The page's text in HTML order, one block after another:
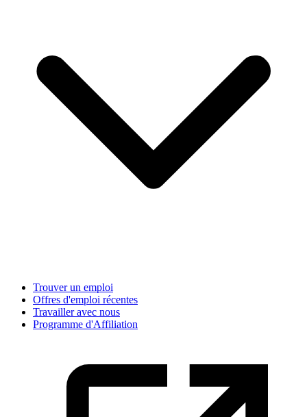
Trouver un emploi
Offres d'emploi récentes
Travailler avec nous
Programme d'Affiliation